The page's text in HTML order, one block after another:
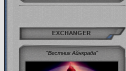
EXCHANGER
"Вестник Айнкрада"